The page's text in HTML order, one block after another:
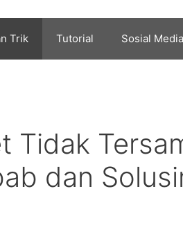
Trik Tutorial Sosial Media
Tidak
dan